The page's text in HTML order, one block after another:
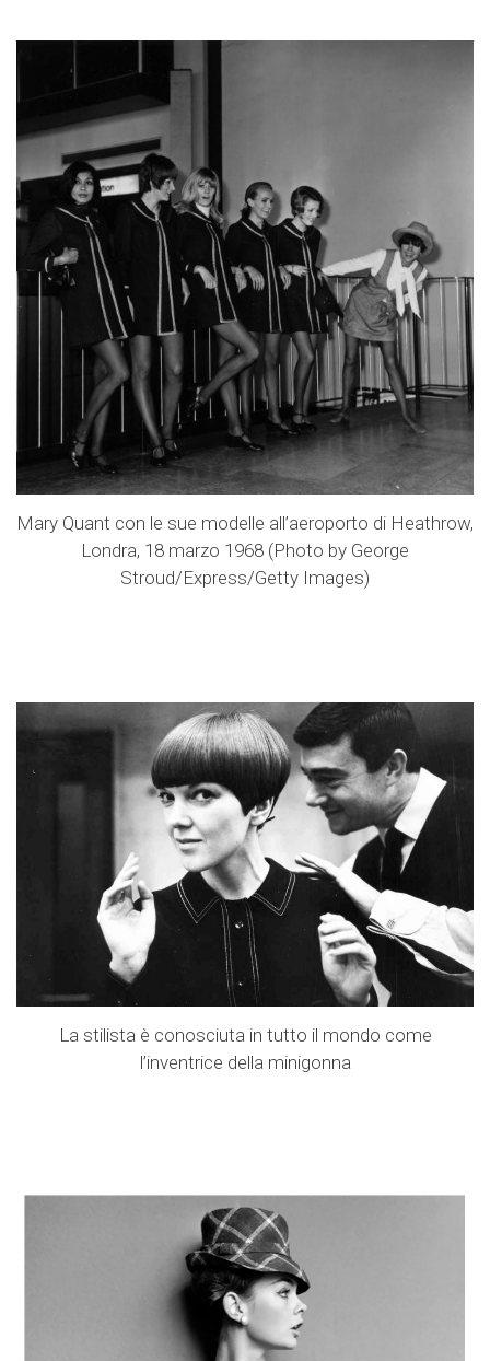
Mary Quant con le sue modelle all’aeroporto di Heathrow,
Londra, 18 marzo 1968 (Photo by George
Stroud/Express/Getty Images)
La stilista è conosciuta in tutto il mondo come
l’inventrice della minigonna